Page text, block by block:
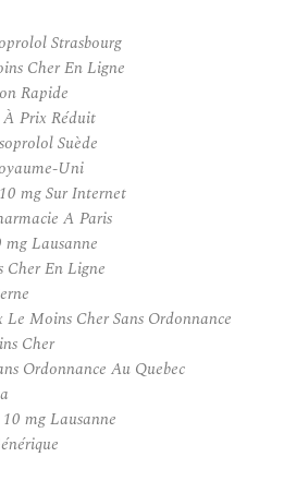
Strasbourg
Cher En Ligne
Rapide
À Prix Réduit
Suède
Uni
mg Sur Internet
A Paris
Lausanne
Cher En Ligne
Moins Cher Sans Ordonnance
Cher
Ordonnance Au Quebec
mg Lausanne